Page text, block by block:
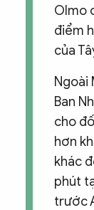
Olmo
điểm
của
Ngoài
Ban
cho
hơn
khác
phút
trước